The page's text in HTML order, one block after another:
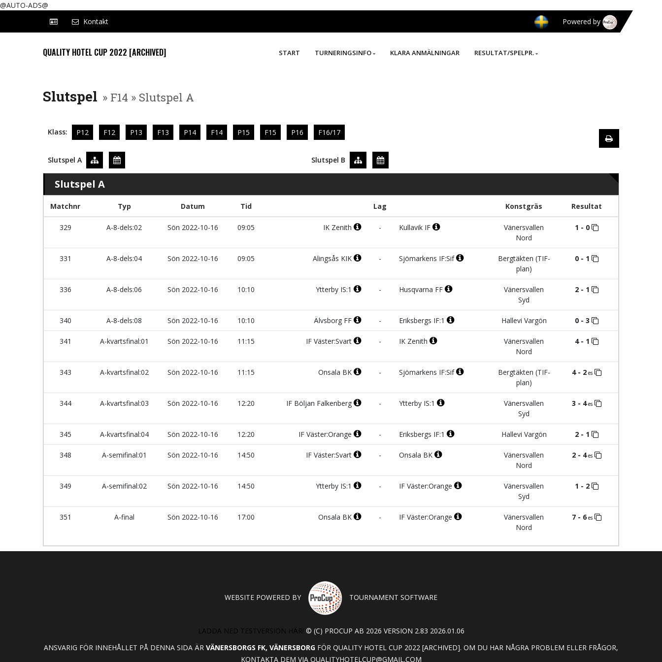
@AUTO-ADS@
Kontakt
Powered by
QUALITY HOTEL CUP 2022 [ARCHIVED] START TURNERINGSINFO KLARA ANMÄLNINGAR RESULTAT/SPELPR.
Slutspel » F14 » Slutspel A
Klass: P12 F12 P13 F13 P14 F14 P15 F15 P16 F16/17
Slutspel A Slutspel B
Slutspel A
Matchnr Typ Datum Tid Lag Konstgräs Resultat
329 A-8-dels:02 Sön 2022-10-16 09:05 IK Zenith - Kullavik IF
Vänersvallen
Nord
1 - 0
331 A-8-dels:04 Sön 2022-10-16 09:05 Alingsås KIK - Sjömarkens IF:Sif
Bergtäkten (TIF-
plan)
0 - 1
336 A-8-dels:06 Sön 2022-10-16 10:10 Ytterby IS:1 - Husqvarna FF
Vänersvallen
Syd
2 - 1
340 A-8-dels:08 Sön 2022-10-16 10:10 Älvsborg FF - Eriksbergs IF:1 Hallevi Vargön 0 - 3
341 A-kvartsfinal:01 Sön 2022-10-16 11:15 IF Väster:Svart - IK Zenith
Vänersvallen
Nord
4 - 1
343 A-kvartsfinal:02 Sön 2022-10-16 11:15 Onsala BK - Sjömarkens IF:Sif
Bergtäkten (TIF-
plan)
4 - 2 es
344 A-kvartsfinal:03 Sön 2022-10-16 12:20 IF Böljan Falkenberg - Ytterby IS:1
Vänersvallen
Syd
3 - 4es
345 A-kvartsfinal:04 Sön 2022-10-16 12:20 IF Väster:Orange - Eriksbergs IF:1 Hallevi Vargön 2 - 1
348 A-semifinal:01 Sön 2022-10-16 14:50 IF Väster:Svart - Onsala BK
Vänersvallen
Nord
2 - 4es
349 A-semifinal:02 Sön 2022-10-16 14:50 Ytterby IS:1 - IF Väster:Orange
Vänersvallen
Syd
1 - 2
351 A-final Sön 2022-10-16 17:00 Onsala BK - IF Väster:Orange
Vänersvallen
Nord
7 - 6 es
WEBSITE POWERED BY TOURNAMENT SOFTWARE
LADDA NED TESTVERSION HÄR! © (C) PROCUP AB 2026 VERSION 2.83 2026.01.06
ANSVARIG FÖR INNEHÅLLET PÅ DENNA SIDA ÄR VÄNERSBORGS FK, VÄNERSBORG FÖR QUALITY HOTEL CUP 2022 [ARCHIVED]. OM DU HAR NÅGRA PROBLEM ELLER FRÅGOR,
KONTAKTA DEM VIA QUALITYHOTELCUP@GMAIL.COM